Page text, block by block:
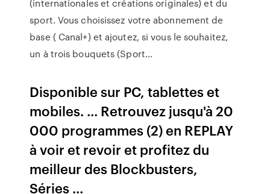
(internationales et créations originales) et du
sport. Vous choisissez votre abonnement de
base ( Canal+) et ajoutez, si vous le souhaitez,
un à trois bouquets (Sport...
Disponible sur PC, tablettes et
mobiles. ... Retrouvez jusqu'à 20
000 programmes (2) en REPLAY
à voir et revoir et profitez du
meilleur des Blockbusters,
Séries ...